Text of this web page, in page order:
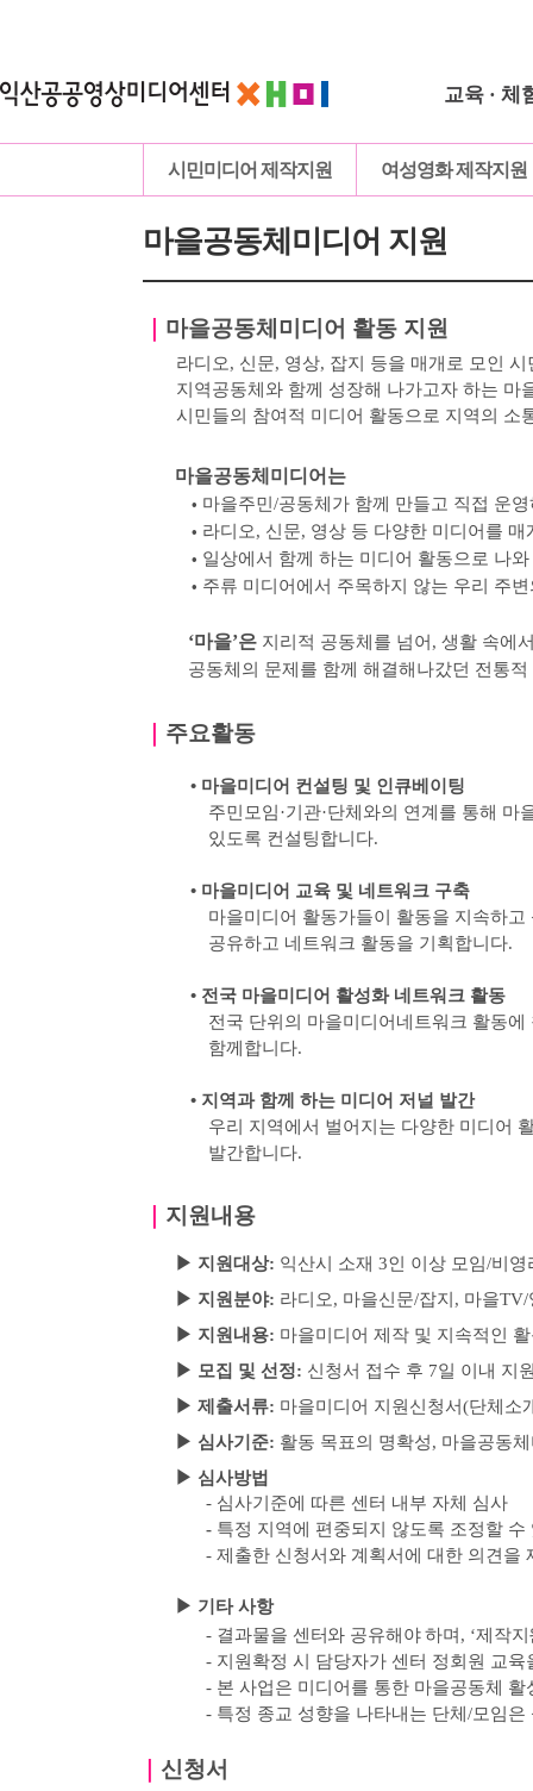
교육 · 체
시민미디어 제작지원 여성영화 제작지원
마을공동체미디어 지원
마을공동체미디어 활동 지원
라디오, 신문, 영상, 잡지 등을 매개로 모인 시
지역공동체와 함께 성장해 나가고자 하는 마
시민들의 참여적 미디어 활동으로 지역의 소
마을공동체미디어는
• 마을주민/공동체가 함께 만들고 직접 운
• 라디오, 신문, 영상 등 다양한 미디어를
• 일상에서 함께 하는 미디어 활동으로 나
• 주류 미디어에서 주목하지 않는 우리 주
‘마을’은 지리적 공동체를 넘어 ,생활 속에
공동체의 문제를 함께 해결해나갔던 전통
주요활동
• 마을미디어 컨설팅 및 인큐베이팅
주민모임·기관·단체와의 연계를 통해 마
있도록 컨설팅합니다.
• 마을미디어 교육 및 네트워크 구축
마을미디어 활동가들이 활동을 지속하
공유하고 네트워크 활동을 기획합니다.
• 전국 마을미디어 활성화 네트워크 활동
전국 단위의 마을미디어네트워크 활동
함께합니다.
• 지역과 함께 하는 미디어 저널 발간
우리 지역에서 벌어지는 다양한 미디어
발간합니다.
지원내용
▶ 지원대상: 익산시 소재 3인 이상 모임/비영
▶ 지원분야: 라디오, 마을신문/잡지 , 마을TV/
▶ 지원내용: 마을미디어 제작 및 지속적인
▶ 모집 및 선정: 신청서 접수 후 7일 이내 지
▶ 제출서류: 마을미디어 지원신청서(단체소
▶ 심사기준: 활동 목표의 명확성, 마을공동
▶ 심사방법
- 심사기준에 따른 센터 내부 자체 심사
- 특정 지역에 편중되지 않도록 조정할 수
-제출한 신청서와 계획서에 대한 의견을
▶ 기타 사항
- 결과물을 센터와 공유해야 하며 , ‘제작지
- 지원확정 시 담당자가 센터 정회원 교육
- 본 사업은 미디어를 통한 마을공동체
- 특정 종교 성향을 나타내는 단체 /모임은
신청서